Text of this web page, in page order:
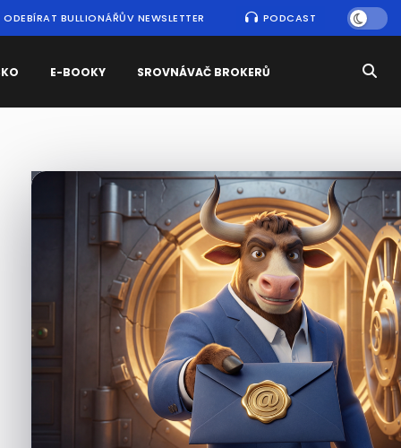
ODEBÍRAT BULLIONÁŘŮV NEWSLETTER PODCAST
E-BOOKY SROVNÁVAČ BROKERŮ
Nejčtenějšízprávy